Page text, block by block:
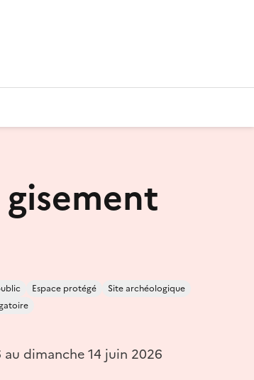
Espace protégé
Site archéologique
dimanche 14 juin 2026